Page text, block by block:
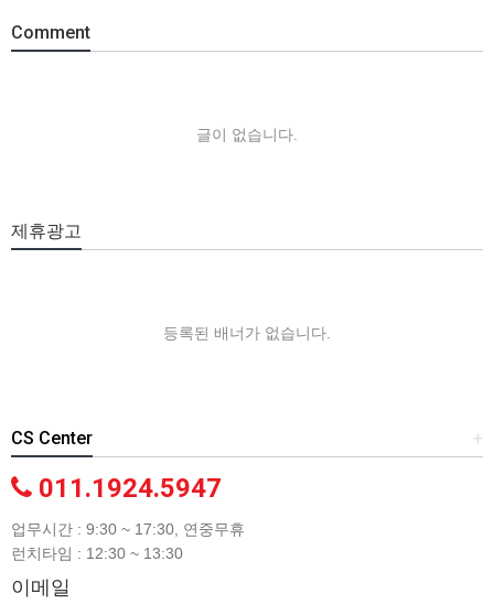
Comment
글이 없습니다.
제휴광고
등록된 배너가 없습니다.
+
CS Center
011.1924.5947
업무시간 : 9:30 ~ 17:30, 연중무휴
런치타임 : 12:30 ~ 13:30
이메일